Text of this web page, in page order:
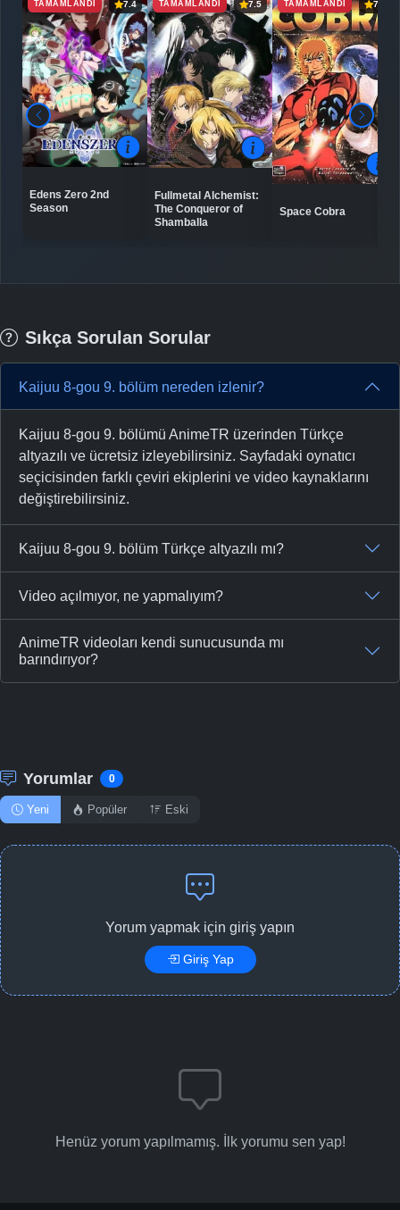
TAMAMLANDI 7.4
Edens Zero 2nd
Season
TAMAMLANDI 7.5
Fullmetal Alchemist:
The Conqueror of
Shamballa
TAMAMLANDI 7.7
Space Cobra
Sıkça Sorulan Sorular
Kaijuu 8-gou 9. bölüm nereden izlenir?
Kaijuu 8-gou 9. bölümü AnimeTR üzerinden Türkçe
altyazılı ve ücretsiz izleyebilirsiniz. Sayfadaki oynatıcı
seçicisinden farklı çeviri ekiplerini ve video kaynaklarını
değiştirebilirsiniz.
Kaijuu 8-gou 9. bölüm Türkçe altyazılı mı?
Video açılmıyor, ne yapmalıyım?
AnimeTR videoları kendi sunucusunda mı
barındırıyor?
Yorumlar 0
Yeni Popüler Eski
Yorum yapmak için giriş yapın
Giriş Yap
Henüz yorum yapılmamış. İlk yorumu sen yap!